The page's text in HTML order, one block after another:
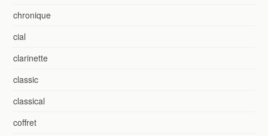
chronique
cial
clarinette
classic
classical
coffret